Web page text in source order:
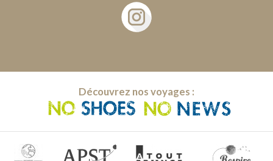
Découvrez nos voyages :